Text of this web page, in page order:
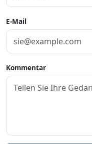
E-Mail
Kommentar